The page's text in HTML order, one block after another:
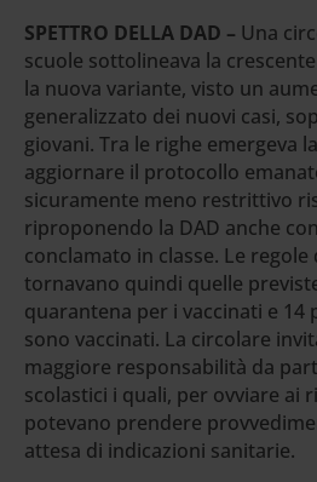
SPETTRO DELLA DAD – Una
scuole sottolineava la
la nuova variante, visto un
generalizzato dei nuovi casi,
giovani. Tra le righe emergeva
aggiornare il protocollo
sicuramente meno restrittivo
riproponendo la DAD anche
conclamato in classe. Le
tornavano quindi quelle
quarantena per i vaccinati e 14
sono vaccinati. La circolare
maggiore responsabilità da
scolastici i quali, per ovviare ai
potevano prendere
attesa di indicazioni sanitarie.